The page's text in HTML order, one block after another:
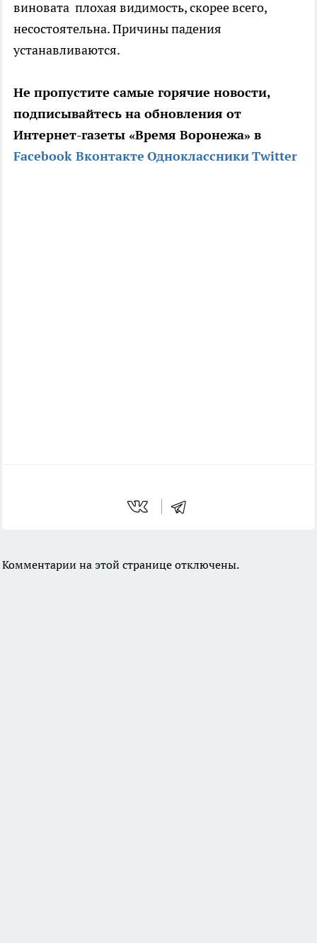
виновата плохая видимость, скорее всего,
несостоятельна. Причины падения
устанавливаются.
Не пропустите самые горячие новости,
подписывайтесь на обновления от
Интернет-газеты «Время Воронежа» в
Facebook Вконтакте ОдноклассникиTwitter
Комментарии на этой странице отключены.